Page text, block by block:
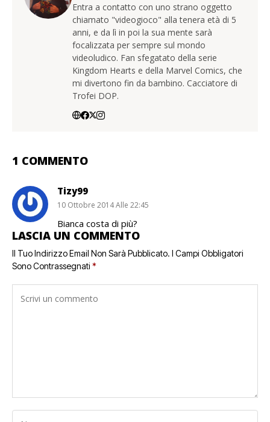
Entra a contatto con uno strano oggetto
chiamato "videogioco" alla tenera età di 5
anni, e da lì in poi la sua mente sarà
focalizzata per sempre sul mondo
videoludico. Fan sfegatato della serie
Kingdom Hearts e della Marvel Comics, che
mi divertono fin da bambino. Cacciatore di
Trofei DOP.
1 COMMENTO
Tizy99
10 Ottobre 2014 Alle 22:45
Bianca costa di più?
LASCIA UN COMMENTO
Il Tuo Indirizzo Email Non Sarà Pubblicato. I Campi Obbligatori
Sono Contrassegnati *